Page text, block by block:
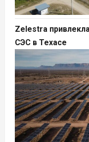
Zelestra
СЭС в Техасе